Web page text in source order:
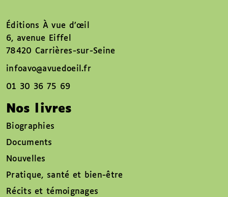
Éditions À vue d’œil
6, avenue Eiffel
78420 Carrières-sur-Seine
infoavo@avuedoeil.fr
01 30 36 75 69
Nos livres
Biographies
Documents
Nouvelles
Pratique, santé et bien-être
Récits et témoignages